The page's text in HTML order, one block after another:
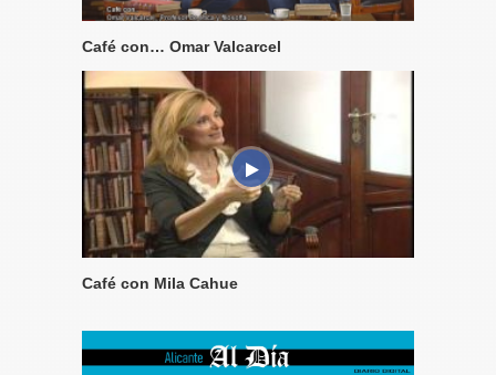
Café con… Omar Valcarcel
Café con Mila Cahue